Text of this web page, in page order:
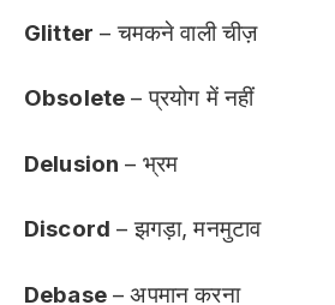
Glitter – चमकने वाली चीज़
Obsolete – प्रयोग में नहीं
Delusion – भ्रम
Discord – झगड़ा, मनमुटाव
Debase– अपमान करना